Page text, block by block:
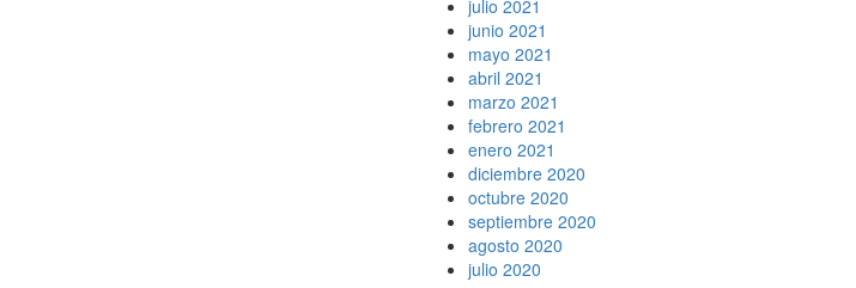
julio 2021
junio 2021
mayo 2021
abril 2021
marzo 2021
febrero 2021
enero 2021
diciembre 2020
octubre 2020
septiembre 2020
agosto 2020
julio 2020